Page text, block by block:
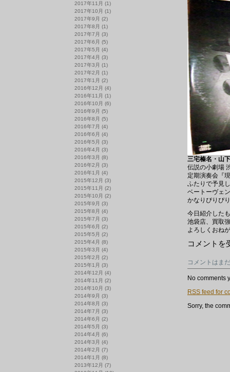
三宅榛名・山
伝説の小劇場
定期演奏会『
ふたりで予見
ベートーヴェ
かなりぴりぴ
今日紹介した
池袋店、買取
よろしくおね
月
ロ
グ
は
コメントを
コメントはま
No comments
RSS feed for
Sorry, the
2017年11月 (1)
2017年10月 (1)
2017年9月 (2)
2017年8月 (1)
2017年7月 (3)
2017年6月 (5)
2017年5月 (4)
2017年4月 (3)
2017年3月 (1)
2017年2月 (1)
2017年1月 (2)
2016年12月 (4)
2016年11月 (1)
2016年10月 (6)
2016年9月 (5)
2016年8月 (5)
2016年7月 (4)
2016年6月 (4)
2016年5月 (3)
2016年4月 (3)
2016年3月 (8)
2016年2月 (3)
2016年1月 (4)
2015年12月 (3)
2015年11月 (2)
2015年10月 (2)
2015年9月 (3)
2015年8月 (4)
2015年7月 (3)
2015年6月 (2)
2015年5月 (2)
2015年4月 (8)
2015年3月 (4)
2015年2月 (2)
2015年1月 (3)
2014年12月 (4)
2014年11月 (2)
2014年10月 (3)
2014年9月 (3)
2014年8月 (3)
2014年7月 (3)
2014年6月 (2)
2014年5月 (3)
2014年4月 (6)
2014年3月 (4)
2014年2月 (7)
2014年1月 (8)
2013年12月 (7)